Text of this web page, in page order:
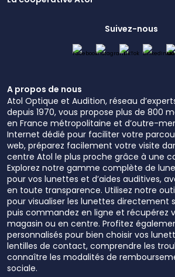
Suivez-nous
A propos de nous
Atol Optique et Audition, réseau
depuis 1970, vous propose plus de 800
en France métropolitaine et d’outre-
Internet dédié pour faciliter votre
web, préparez facilement votre visite
centre Atol le plus proche grâce à une
Explorez notre gamme complète de
pour vos lunettes et d’aides auditives,
en toute transparence. Utilisez notre
pour visualiser les lunettes directement
puis commandez en ligne et récupérez
magasin ou en centre. Profitez
personnalisés pour bien choisir vos
lentilles de contact, comprendre les
connaître les modalités de
sociale.